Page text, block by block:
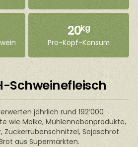
20kg
Pro-Kopf-Konsum
Schweinefleisch
jährlich rund 192’000
wie Molke, Mühlennebenprodukte,
Zuckerrübenschnitzel, Sojaschrot
aus Supermärkten.